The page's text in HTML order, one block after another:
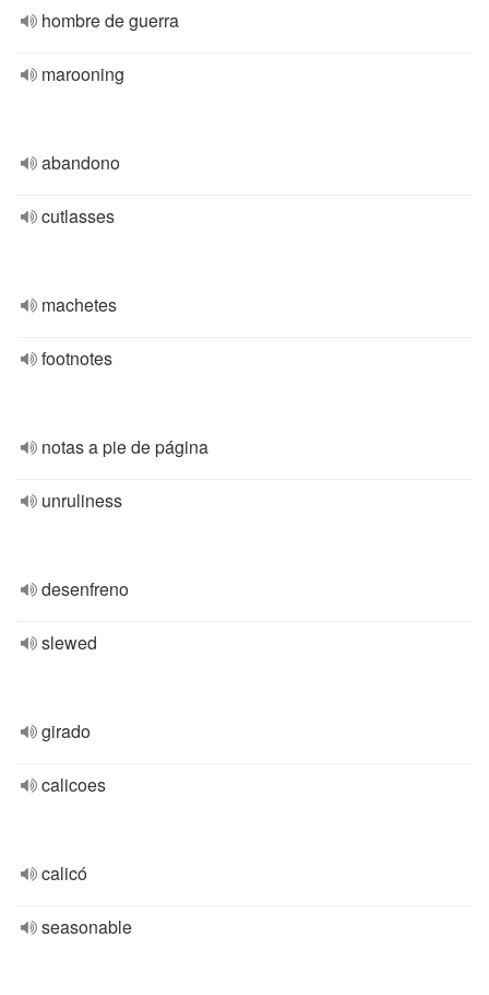
hombre de guerra
marooning
abandono
cutlasses
machetes
footnotes
notas a pie de página
unruliness
desenfreno
slewed
girado
calicoes
calicó
seasonable